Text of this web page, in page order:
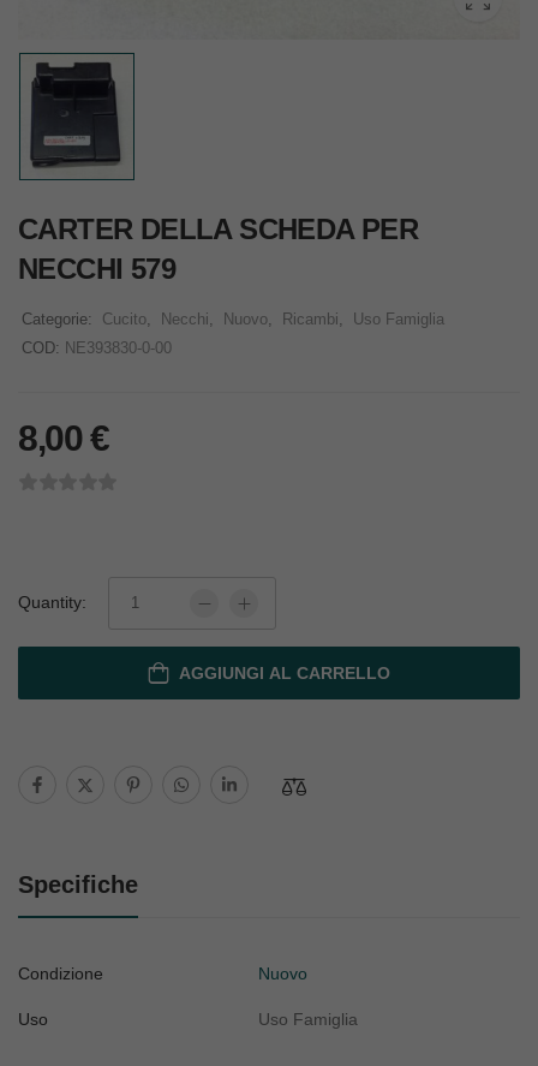
CARTER DELLA SCHEDA PER
NECCHI 579
Categorie: Cucito Necchi Nuovo Ricambi
Uso Famiglia
COD: NE393830-0-00
8,00€
Quantity:
AGGIUNGI AL CARRELLO
Specifiche
Condizione Nuovo
Uso Uso Famiglia